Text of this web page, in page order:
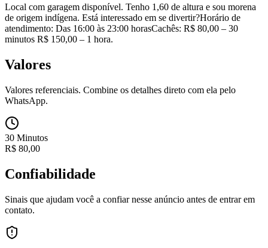
Local com garagem disponível. Tenho 1,60 de altura e sou morena
de origem indígena. Está interessado em se divertir?Horário de
atendimento: Das 16:00 às 23:00 horasCachês: R$ 80,00 – 30
minutos R$ 150,00 – 1 hora.
Valores
Valores referenciais. Combine os detalhes direto com ela pelo
WhatsApp.
30 Minutos
R$ 80,00
Confiabilidade
Sinais que ajudam você a confiar nesse anúncio antes de entrar em
contato.